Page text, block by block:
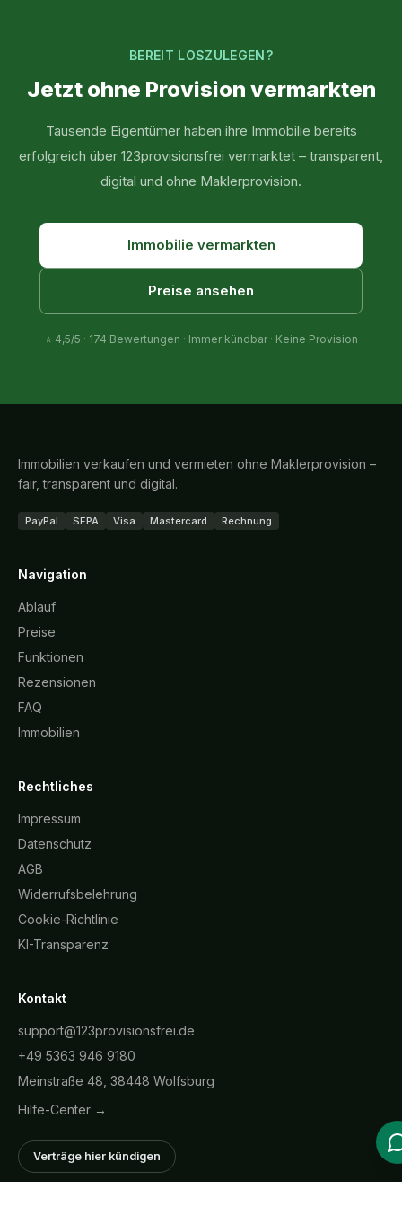
BEREIT LOSZULEGEN?
Jetzt ohne Provision vermarkten
Tausende Eigentümer haben ihre Immobilie bereits
erfolgreich über 123provisionsfrei vermarktet – transparent,
digital und ohne Maklerprovision.
Immobilie vermarkten
Preise ansehen
⭐ 4,5/5 · 174 Bewertungen · Immer kündbar · Keine Provision
Immobilien verkaufen und vermieten ohne Maklerprovision –
fair, transparent und digital.
PayPal SEPA Visa Mastercard Rechnung
Navigation
Ablauf
Preise
Funktionen
Rezensionen
FAQ
Immobilien
Rechtliches
Impressum
Datenschutz
AGB
Widerrufsbelehrung
Cookie-Richtlinie
KI-Transparenz
Kontakt
support@123provisionsfrei.de
+49 5363 946 9180
Meinstraße 48, 38448 Wolfsburg
Hilfe-Center →
Verträge hier kündigen